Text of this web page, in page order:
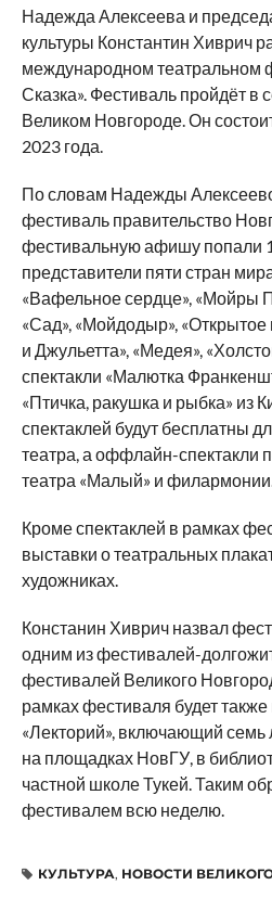
Надежда Алексеева и
культуры Константин Хиврич
международном театральном
Сказка». Фестиваль пройдёт в
Великом Новгороде. Он
2023 года.
По словам Надежды
фестиваль правительство
фестивальную афишу попали
представители пяти стран
«Вафельное сердце», «Мойры
«Сад», «Мойдодыр», «Открытое
и Джульетта», «Медея»,
спектакли «Малютка
«Птичка, ракушка и рыбка» из
спектаклей будут бесплатны
театра, а оффлайн-спектакли
театра «Малый» и
Кроме спектаклей в рамках
выставки о театральных
художниках.
Констанин Хиврич назвал
одним из фестивалей-
фестивалей Великого
рамках фестиваля будет
«Лекторий», включающий семь
на площадках НовГУ, в
частной школе Тукей. Таким
фестивалем всю неделю.
КУЛЬТУРА, НОВОСТИ